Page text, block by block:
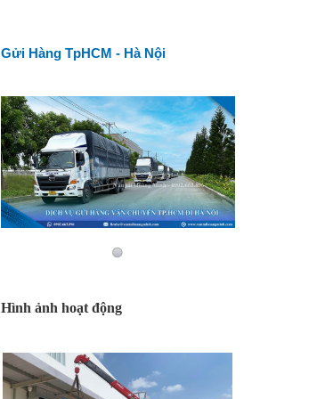
Gửi Hàng TpHCM - Hà Nội
Hình ảnh hoạt động